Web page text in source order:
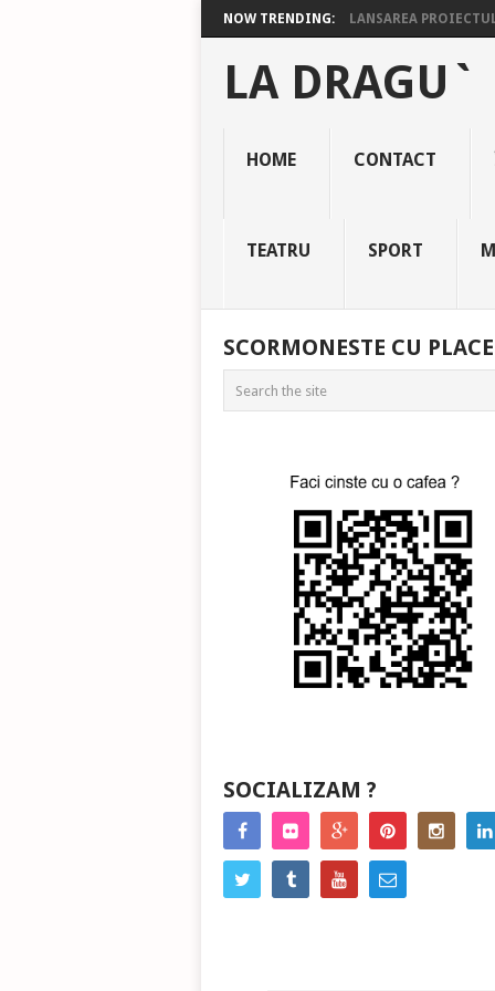
NOW TRENDING: LANSAREA
LA DRAGU`
HOME CONTACT
TEATRU SPORT
SCORMONESTE CU
SOCIALIZAM ?